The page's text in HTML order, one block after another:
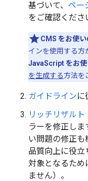
基づいて、 ペー
をご確認くださ
CMS をお使い
インを使用する方
JavaScript をお使
を生成する方法を
ガイドラインに
リッチリザルト
ラーを修正し
い問題の修正
品質向上に役立
対象となるため
ません）。